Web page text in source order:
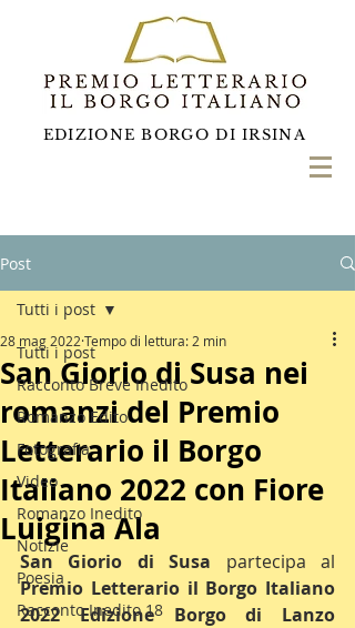
EDIZIONE BORGO DI IRSINA
Post
Tutti i post
Racconto Breve Inedito
Romanzo Edito
Fotografia
Video
Romanzo Inedito
Notizie
Poesia
Racconto Inedito 18
Tutti i post
San Giorio di Susa nei
romanzi del Premio
Letterario il Borgo
Italiano 2022 con Fiore
Luigina Ala
28 mag 2022 Tempo di lettura: 2 min
San Giorio di Susa
Premio Letterario il Borgo Italiano
2022 Edizione Borgo di Lanzo